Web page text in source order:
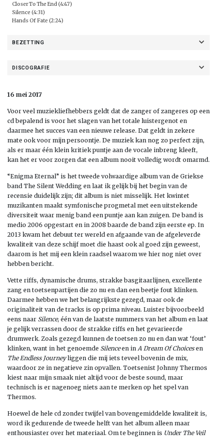
Closer To The End (4:47)
Silence (4:31)
Hands Of Fate (2:24)
BEZETTING
DISCOGRAFIE
16 mei 2017
Voor veel muziekliefhebbers geldt dat de zanger of zangeres op een
cd bepalend is voor het slagen van het totale luistergenot en
daarmee het succes van een nieuwe release. Dat geldt in zekere
mate ook voor mijn persoontje. De muziek kan nog zo perfect zijn,
als er maar één klein kritiek puntje aan de vocale inbreng kleeft,
kan het er voor zorgen dat een album nooit volledig wordt omarmd.
“Enigma Eternal” is het tweede volwaardige album van de Griekse
band The Silent Wedding en laat ik gelijk bij het begin van de
recensie duidelijk zijn; dit album is niet misselijk. Het kwintet
muzikanten maakt symfonische progmetal met een uitstekende
diversiteit waar menig band een puntje aan kan zuigen. De band is
medio 2006 opgestart en in 2008 baarde de band zijn eerste ep. In
2013 kwam het debuut ter wereld en afgaande van de afgeleverde
kwaliteit van deze schijf moet die haast ook al goed zijn geweest,
daarom is het mij een klein raadsel waarom we hier nog niet over
hebben bericht.
Vette riffs, dynamische drums, strakke basgitaarlijnen, excellente
zang en toetsenpartijen die zo nu en dan een beetje fout klinken.
Daarmee hebben we het belangrijkste gezegd, maar ook de
originaliteit van de tracks is op prima niveau. Luister bijvoorbeeld
eens naar Silence, één van de laatste nummers van het album en laat
je gelijk verrassen door de strakke riffs en het gevarieerde
drumwerk. Zoals gezegd kunnen de toetsen zo nu en dan wat ‘fout’
klinken, want in het genoemde Silenceen in A Dream Of Choicesen
The Endless Journeyliggen die mij iets teveel bovenin de mix,
waardoor ze in negatieve zin opvallen. Toetsenist Johnny Thermos
kiest naar mijn smaak niet altijd voor de beste sound, maar
technisch is er nagenoeg niets aan te merken op het spel van
Thermos.
Hoewel de hele cd zonder twijfel van bovengemiddelde kwaliteit is,
word ik gedurende de tweede helft van het album alleen maar
enthousiaster over het materiaal. Om te beginnen is Under The Veil